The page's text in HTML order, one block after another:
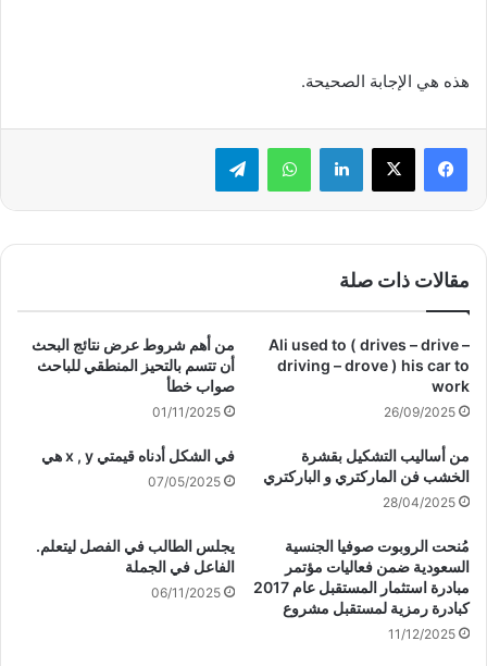
هذه هي الإجابة الصحيحة.
لينكدإن واتساب تيلقرام
مقالات ذات صلة
Ali used to ( drives – drive –
driving – drove ) his car to
work
26/09/2025
من أهم شروط عرض نتائج البحث
أن تتسم بالتحيز المنطقي للباحث
صواب خطأ
01/11/2025
من أساليب التشكيل بقشرة
الخشب فن الماركتري و الباركتري
28/04/2025
في الشكل أدناه قيمتي x , y هي
07/05/2025
مُنحت الروبوت صوفيا الجنسية
السعودية ضمن فعاليات مؤتمر
مبادرة استثمار المستقبل عام 2017
كبادرة رمزية لمستقبل مشروع
11/12/2025
يجلس الطالب في الفصل ليتعلم.
الفاعل في الجملة
06/11/2025